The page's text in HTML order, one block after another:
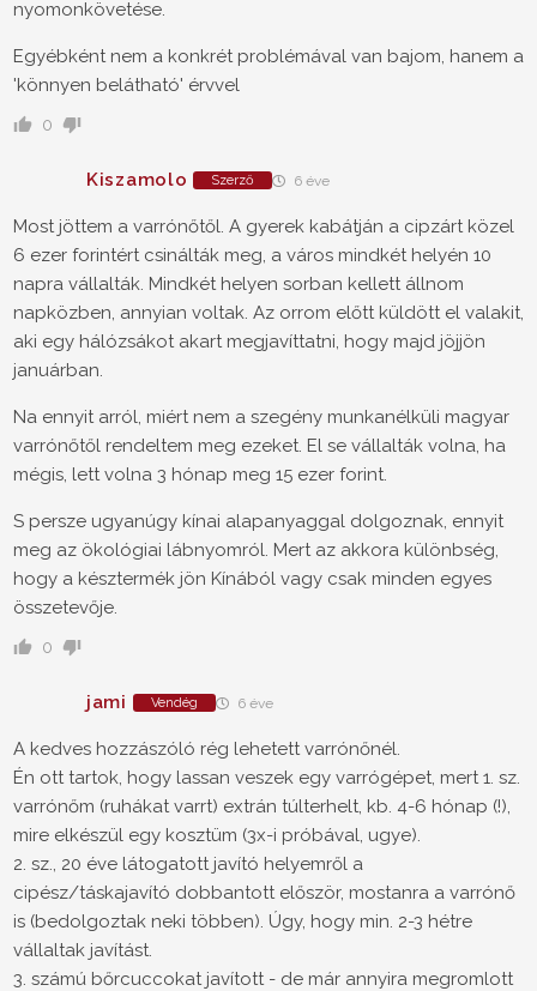
nyomonkövetése.
Egyébként nem a konkrét problémával van bajom, hanem a
'könnyen belátható' érvvel
0
Kiszamolo Szerző 6 éve
Most jöttem a varrónőtől. A gyerek kabátján a cipzárt közel
6 ezer forintért csinálták meg, a város mindkét helyén 10
napra vállalták. Mindkét helyen sorban kellett állnom
napközben, annyian voltak. Az orrom előtt küldött el valakit,
aki egy hálózsákot akart megjavíttatni, hogy majd jöjjön
januárban.
Na ennyit arról, miért nem a szegény munkanélküli magyar
varrónőtől rendeltem meg ezeket. El se vállalták volna, ha
mégis, lett volna 3 hónap meg 15 ezer forint.
S persze ugyanúgy kínai alapanyaggal dolgoznak, ennyit
meg az ökológiai lábnyomról. Mert az akkora különbség,
hogy a késztermék jön Kínából vagy csak minden egyes
összetevője.
0
jami Vendég 6 éve
A kedves hozzászóló rég lehetett varrónőnél.
Én ott tartok, hogy lassan veszek egy varrógépet, mert 1. sz.
varrónőm (ruhákat varrt) extrán túlterhelt, kb. 4-6 hónap (!),
mire elkészül egy kosztüm (3x-i próbával, ugye).
2. sz., 20 éve látogatott javító helyemről a
cipész/táskajavító dobbantott először, mostanra a varrónő
is (bedolgoztak neki többen). Úgy, hogy min. 2-3 hétre
vállaltak javítást.
3. számú bőrcuccokat javított - de már annyira megromlott